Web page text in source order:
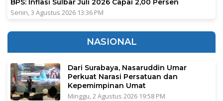
Senin, 3 Agustus 2026 13:36 PM
NASIONAL
Dari Surabaya, Nasaruddin Umar
Perkuat Narasi Persatuan dan
Kepemimpinan Umat
Minggu, 2 Agustus 2026 19:58 PM